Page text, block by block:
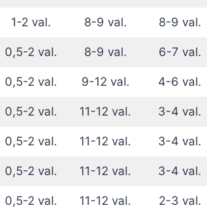
1-2 val. 8-9 val. 8-9 val.
0,5-2 val. 8-9 val. 6-7 val.
0,5-2 val. 9-12 val. 4-6 val.
0,5-2 val. 11-12 val. 3-4 val.
0,5-2 val. 11-12 val. 3-4 val.
0,5-2 val. 11-12 val. 3-4 val.
0,5-2 val. 11-12 val. 2-3 val.